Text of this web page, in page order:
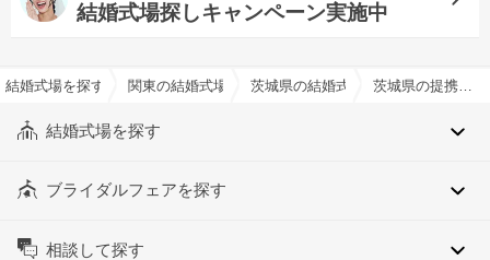
結婚式場探しキャンペーン実施中
結婚式場を探すならハナユメ
関東の結婚式場 茨城県の結婚式場
結婚式場を探す
ブライダルフェアを探す
相談して探す